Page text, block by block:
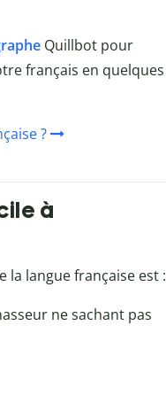
Quillbot pour
français en quelques
?
à
la langue française est :
ne sachant pas